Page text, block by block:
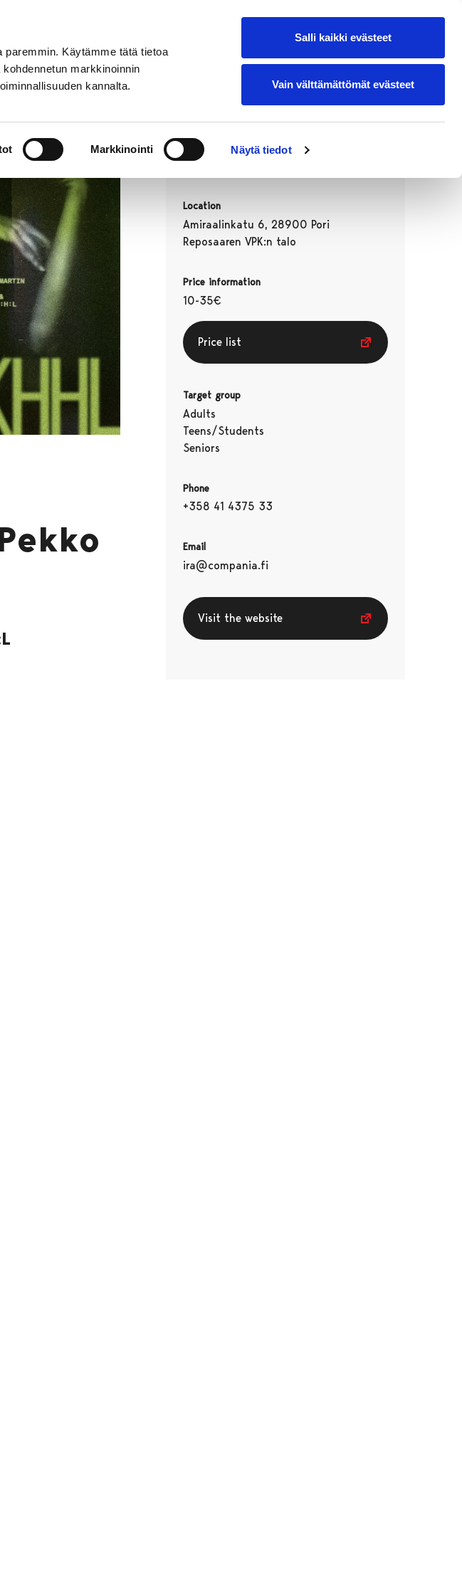
Käytämme tätä tietoa
markkinoinnin
kannalta.
Markkinointi Näytä tiedot
Salli kaikki evästeet
Vain välttämättömät evästeet
Date
18.08.2026 18:30–20:30
Location
Amiraalinkatu 6, 28900 Pori
Reposaaren VPK:n talo
Price information
10-35€
Price list
Target group
Adults
Teens/Students
Seniors
Phone
+358 41 4375 33
Email
ira@compania.fi
Visit the website